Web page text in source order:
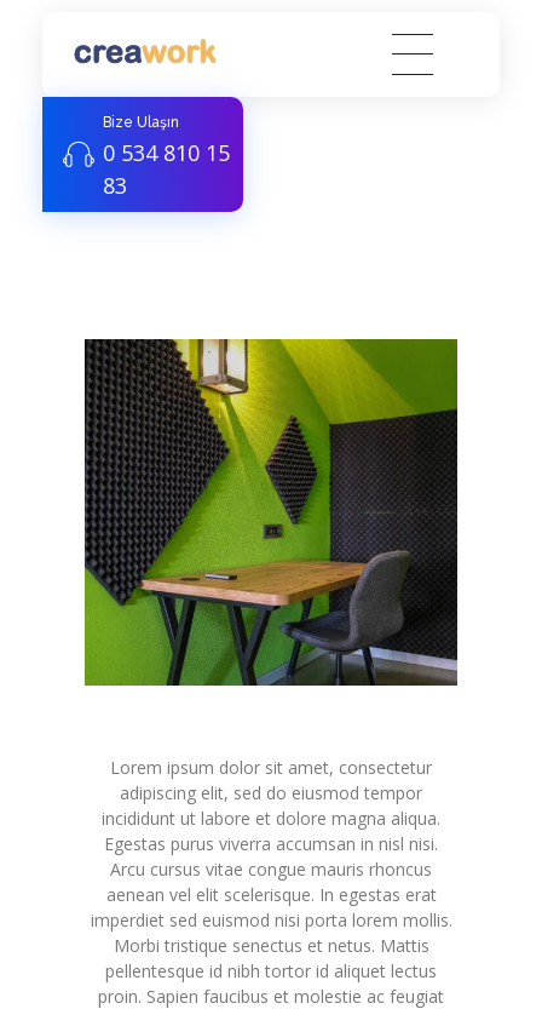
Creawork Antalya Coworking - Hazır ofis, Sanal Ofis
Bize Ulaşın
0 534 810 15
83
Lorem ipsum dolor sit amet, consectetur
adipiscing elit, sed do eiusmod tempor
incididunt ut labore et dolore magna aliqua.
Egestas purus viverra accumsan in nisl nisi.
Arcu cursus vitae congue mauris rhoncus
aenean vel elit scelerisque. In egestas erat
imperdiet sed euismod nisi porta lorem mollis.
Morbi tristique senectus et netus. Mattis
pellentesque id nibh tortor id aliquet lectus
proin. Sapien faucibus et molestie ac feugiat